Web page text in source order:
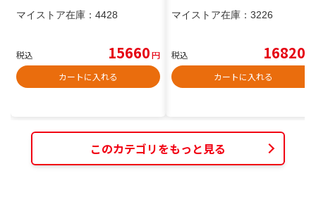
マイストア在庫： 4428
税込 15660円
カートに入れる
マイストア在庫： 3226
税込 16820
カートに入れる
このカテゴリをもっと見る